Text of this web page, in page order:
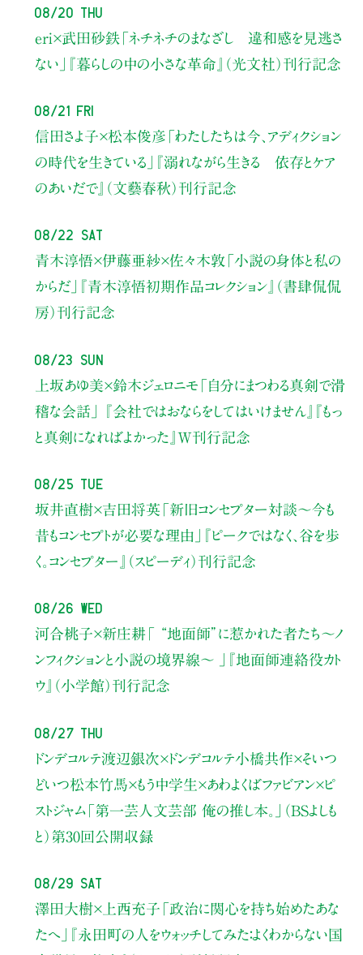
08/20 Thu
eri×武田砂鉄「ネチネチのまなざし 違和感を見逃さ
ない」
『暮らしの中の小さな革命』（光文社）刊行記念
08/21 Fri
信田さよ子×松本俊彦 「わたしたちは今、アディクション
の時代を生きている」
『溺れながら生きる 依存とケア
のあいだで』（文藝春秋）刊行記念
08/22 Sat
青木淳悟×伊藤亜紗×佐々木敦 「小説の身体と私の
からだ」
『青木淳悟初期作品コレクション』（書肆侃侃
房）刊行記念
08/23 Sun
上坂あゆ美×鈴木ジェロニモ 「自分にまつわる真剣で滑
稽な会話」
『会社ではおならをしてはいけません』『もっ
と真剣になればよかった』W刊行記念
08/25 Tue
坂井直樹×吉田将英「新旧コンセプター対談～今も
昔もコンセプトが必要な理由」
『ピークではなく、谷を歩
く。コンセプター』（スピーディ）刊行記念
08/26 Wed
河合桃子×新庄耕「 “地面師”に惹かれた者たち〜ノ
ンフィクションと小説の境界線〜 」
『地面師連絡役カト
ウ』（小学館）刊行記念
08/27 Thu
ドンデコルテ渡辺銀次×ドンデコルテ小橋共作×そいつ
どいつ松本竹馬×もう中学生×あわよくばファビアン×ピ
ストジャム「第一芸人文芸部 俺の推し本。」（BSよしも
と） 第30回公開収録
08/29 Sat
澤田大樹×上西充子 「政治に関心を持ち始めたあな
たへ」
『永田町の人をウォッチしてみた：よくわからない国